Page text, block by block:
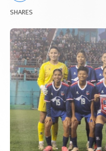
SHARES